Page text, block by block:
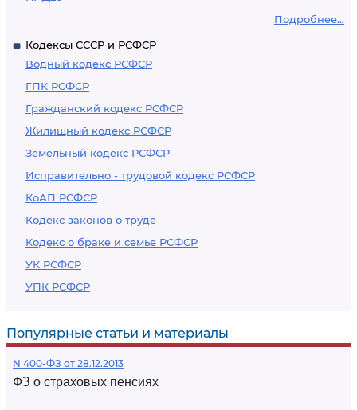
Подробнее...
Кодексы СССР и РСФСР
Водный кодекс РСФСР
ГПК РСФСР
Гражданский кодекс РСФСР
Жилищный кодекс РСФСР
Земельный кодекс РСФСР
Исправительно - трудовой кодекс РСФСР
КоАП РСФСР
Кодекс законов о труде
Кодекс о браке и семье РСФСР
УК РСФСР
УПК РСФСР
Популярные статьи и материалы
N 400-ФЗ от 28.12.2013
ФЗ о страховых пенсиях